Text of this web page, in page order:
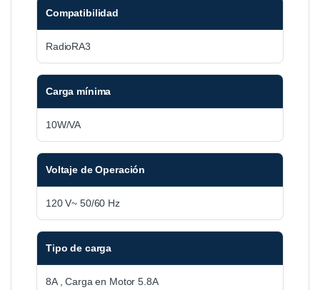
Compatibilidad
RadioRA3
Carga mínima
10W/VA
Voltaje de Operación
120 V~ 50/60 Hz
Tipo de carga
8A , Carga en Motor 5.8A